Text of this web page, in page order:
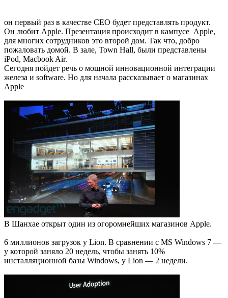
он первый раз в качестве СЕО будет представлять продукт.
Он любит Apple. Презентация происходит в кампусе Apple,
для многих сотрудников это второй дом. Так что, добро
пожаловать домой. В зале, Town Hall, были представлены
iPod, Macbook Air.
Сегодня пойдет речь о мощной инновационной интеграции
железа и software. Но для начала рассказывает о магазинах
Apple
В Шанхае открыт один из огоромнейших магазинов Apple.
6 миллионов загрузок у Lion. В сравнении с MS Windows 7 —
у которой заняло 20 недель, чтобы занять 10%
инсталляционной базы Windows, у Lion — 2 недели.